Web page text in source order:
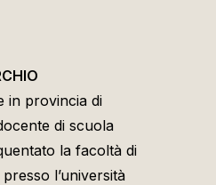
in provincia di
di scuola
la facoltà di
l’università